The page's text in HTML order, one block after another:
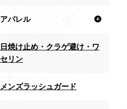
アパレル
日焼け止め・クラゲ避け・ワ
セリン
メンズラッシュガード